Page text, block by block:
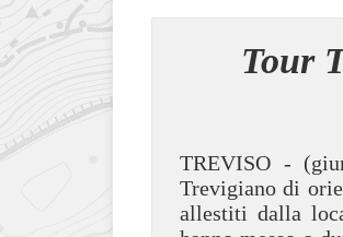
Tour
TREVISO -
Trevigiano di
allestiti dalla